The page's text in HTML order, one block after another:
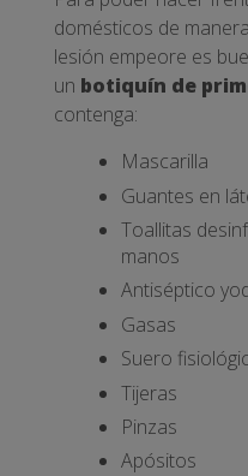
domésticos de
lesión empeore es
un botiquín de
contenga:
Mascarilla
Guantes en
Toallitas
manos
Antiséptico
Gasas
Suero
Tijeras
Pinzas
Apósitos